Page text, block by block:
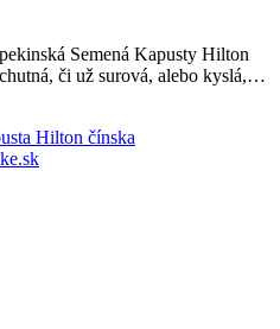
Semená Kapusty Hilton
či už surová, alebo kyslá,…